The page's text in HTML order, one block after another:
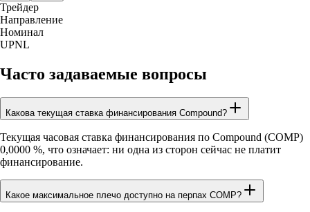
Трейдер
Направление
Номинал
UPNL
Часто задаваемые вопросы
Какова текущая ставка финансирования Compound?
Текущая часовая ставка финансирования по Compound (COMP)
0,0000 %, что означает: ни одна из сторон сейчас не платит
финансирование.
Какое максимальное плечо доступно на перпах COMP?